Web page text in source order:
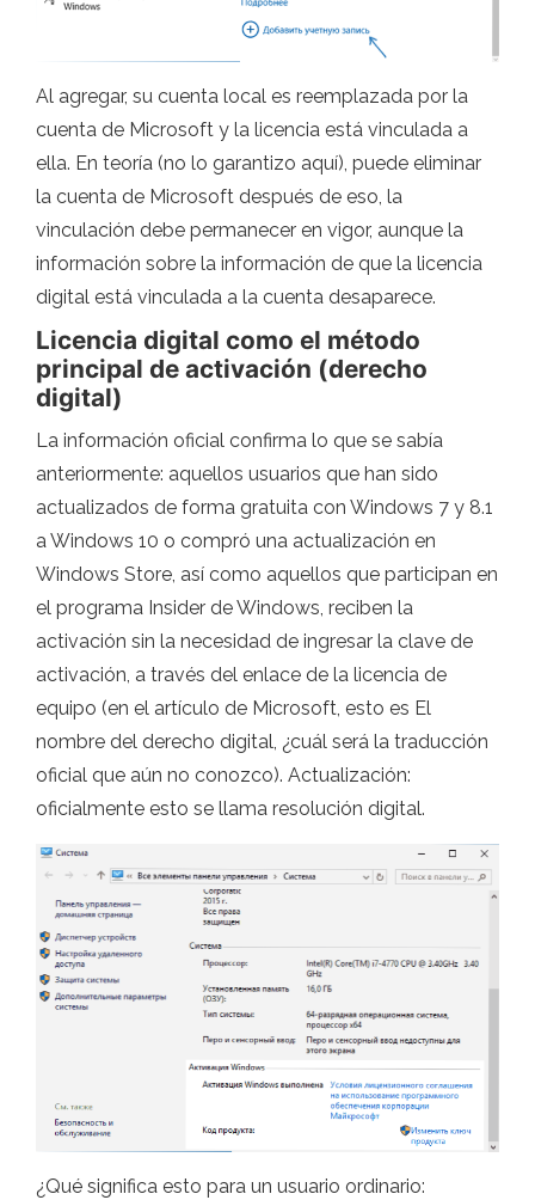
Al agregar, su cuenta local es reemplazada por la
cuenta de Microsoft y la licencia está vinculada a
ella. En teoría (no lo garantizo aquí), puede eliminar
la cuenta de Microsoft después de eso, la
vinculación debe permanecer en vigor, aunque la
información sobre la información de que la licencia
digital está vinculada a la cuenta desaparece.
Licencia digital como el método
principal de activación (derecho
digital)
La información oficial confirma lo que se sabía
anteriormente: aquellos usuarios que han sido
actualizados de forma gratuita con Windows 7 y 8.1
a Windows 10 o compró una actualización en
Windows Store, así como aquellos que participan en
el programa Insider de Windows, reciben la
activación sin la necesidad de ingresar la clave de
activación, a través del enlace de la licencia de
equipo (en el artículo de Microsoft, esto es El
nombre del derecho digital, ¿cuál será la traducción
oficial que aún no conozco). Actualización:
oficialmente esto se llama resolución digital.
¿Qué significa esto para un usuario ordinario: